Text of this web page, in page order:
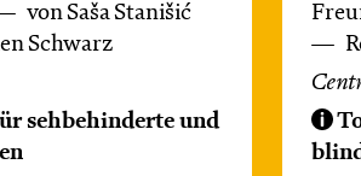
von Saša Stanišić
Schwarz
sehbehinderte und